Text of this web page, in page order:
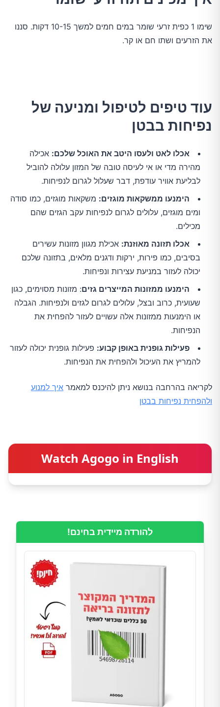
שימו 1 כפית זרעי שומר במים חמים למשך 10-15 דקות. סננו
את הזרעים ושתו חם או קר.
עוד טיפים לטיפול ומניעה של
נפיחות בבטן
אכלו לאט ולעסו היטב את האוכל שלכם: אכילה
מהירה מדי או אי לעיסה טובה של המזון עלולה להוביל
לבליעת אוויר עודפת, דבר שעלול לגרום לנפיחות.
הימנעו ממשקאות מוגזים: משקאות מוגזים, כמו סודה
ומים מוגזים, עלולים לגרום לנפיחות עקב הגזים שהם
מכילים.
אכלו תזונה מאוזנת: אכילת מגוון מזונות עשירים
בסיבים, כמו פירות, ירקות ודגנים מלאים, בתזונה שלכם
יכולה לעזור במניעת עצירות ונפיחות.
הימנעו ממזונות המייצרים גזים: מזונות מסוימים, כגון
שעועית, כרוב ובצל, עלולים לגרום לגזים ולנפיחות. הגבלה
או הימנעות ממזונות אלה עשויים לעזור להפחית את
הנפיחות.
פעילות גופנית באופן קבוע: פעילות גופנית יכולה לעזור
להמריץ את העיכול ולהפחית את הנפיחות.
לקריאה בהרחבה בנושא ניתן להיכנס למאמר איך למנוע
ולהפחית נפיחות בבטן
Watch Agogo in English
להורדה מיידית בחינם!